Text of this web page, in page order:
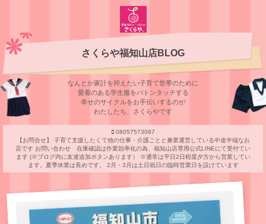
さくらや福知山店BLOG
なんとか家計を抑えたい子育て世帯のために
愛着のある学⽣服をバトンタッチする
幸せのサイクルをお⼿伝いするのが
わたしたち、さくらやです
08057573097
【お問合せ】 子育て支援したくて他の仕事・介護ごとと兼業運営している中途半端なお
店です お問い合わせ 在庫確認は作業効率化の為、福知山店専用公式LINEにて受付てい
ます (※ブログ内に友達追加ボタンあります） ※通常は平日2日程度夕方から営業してい
ます。夏季休業は長めです。 2月・3月は土日祝日の臨時営業日を設けています